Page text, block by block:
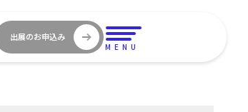
出展のお申込み
MENU